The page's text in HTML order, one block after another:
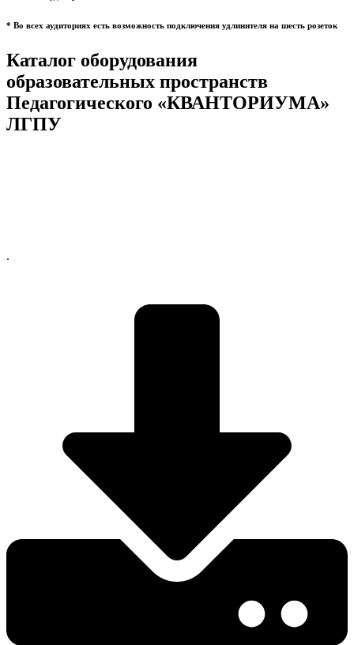
* Во всех аудиториях есть возможность подключения удлинителя на шесть розеток
Каталог оборудования
образовательных пространств
Педагогического «КВАНТОРИУМА»
ЛГПУ
.